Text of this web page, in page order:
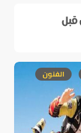
قبل
الفنون